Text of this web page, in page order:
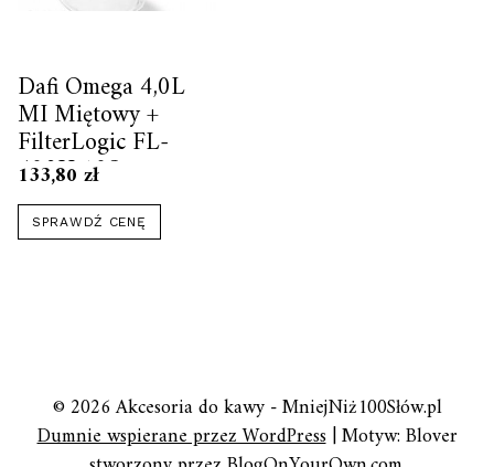
Dafi Omega 4,0L
MI Miętowy +
FilterLogic FL-
402H 10Szt
133,80 zł
SPRAWDŹ CENĘ
© 2026 Akcesoria do kawy - MniejNiż100Słów.pl
Dumnie wspierane przez WordPress|Motyw: Blover